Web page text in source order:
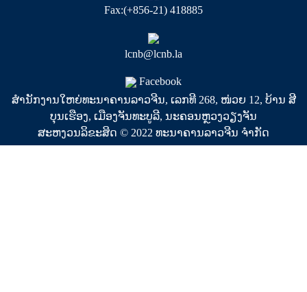
Fax:(+856-21) 418885
lcnb@lcnb.la
Facebook
ສຳນັກງານໃຫຍ່ທະນາຄານລາວຈີນ, ເລກທີ 268, ໜ່ວຍ 12, ບ້ານ ສີ
ບຸນເຮືອງ, ເມືອງຈັນທະບູລີ, ນະຄອນຫຼວງວຽງຈັນ
ສະຫງວນລິຂະສິດ © 2022 ທະນາຄານລາວຈີນ ຈໍາກັດ